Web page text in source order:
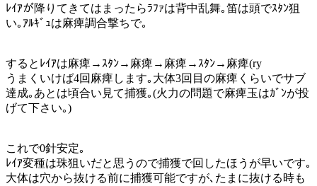
ﾚｲｱが降りてきてはまったらﾗﾌｧは背中乱舞｡笛は頭でｽﾀﾝ狙
い｡ｱﾙｷﾞｭは麻痺調合撃ちで｡
するとﾚｲｱは麻痺→ｽﾀﾝ→麻痺→麻痺→ｽﾀﾝ→麻痺(ry
うまくいけば4回麻痺します｡大体3回目の麻痺くらいでサブ
達成｡あとは頃合い見て捕獲｡(火力の問題で麻痺玉はｶﾞﾝが投
げて下さい｡)
これで0針安定｡
ﾚｲｱ変種は珠狙いだと思うので捕獲で回したほうが早いです｡
大体は穴から抜ける前に捕獲可能ですが､たまに抜ける時も